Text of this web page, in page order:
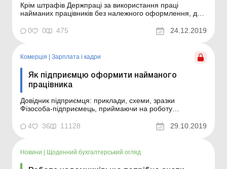
Крім штрафів Держпраці за використання праці
найманих працівників без належного оформлення, до
податковим органом за несплату із зарплати найманих
працівників ЄСВ, ПДФО, військового збору, що може
скасування...
0 0 475 24.12.2019
Комерція Зарплата і кадри
Як підприємцю оформити найманого
працівника
Довідник підприємця: приклади, схеми, зразки
Фізособа-підприємець, приймаючи на роботу
процедури оформлення найманих працівників, щоб
уникнути санкцій із боку Держпраці. У консультації
працевлаштуванні, до я...
4 36 11128 29.10.2019
Новини Щоденний бухгалтерський огляд